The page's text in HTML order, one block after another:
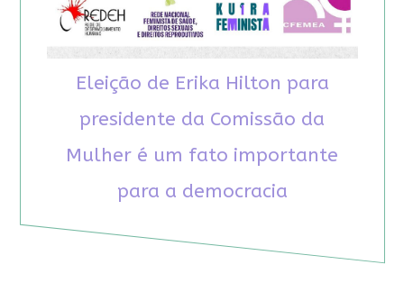
Eleição de Erika Hilton para
presidente da Comissão da
Mulher é um fato importante
para a democracia